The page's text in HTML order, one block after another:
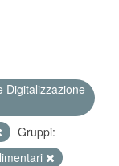
Digitalizzazione
Gruppi: